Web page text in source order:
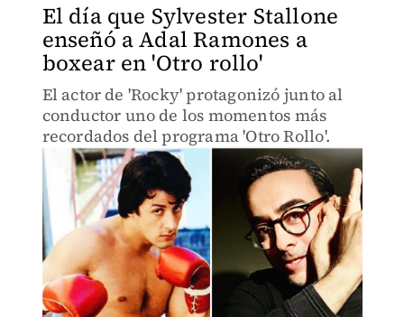
El día que Sylvester Stallone
enseñó a Adal Ramones a
boxear en 'Otro rollo'
El actor de 'Rocky' protagonizó junto al
conductor uno de los momentos más
recordados del programa 'Otro Rollo'.